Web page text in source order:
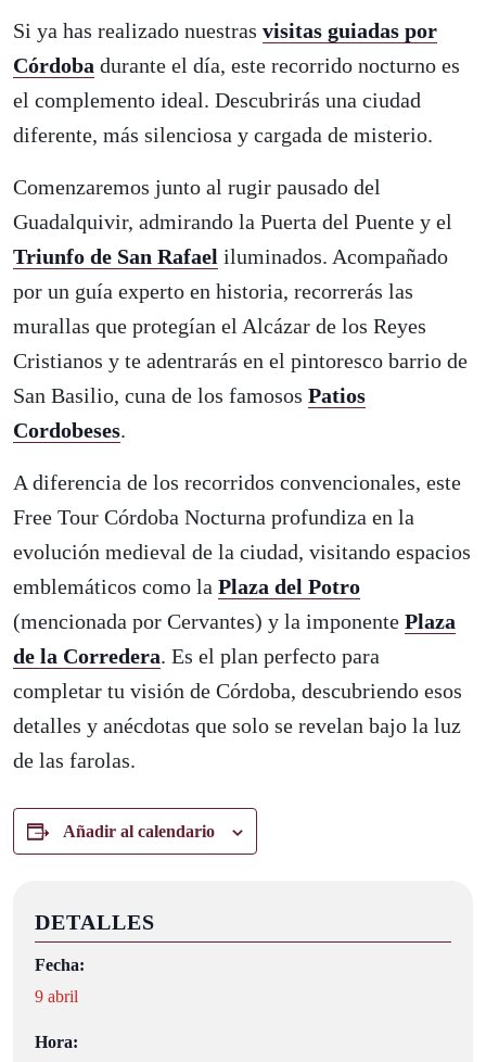
Si ya has realizado nuestras visitas guiadas por
Córdoba durante el día, este recorrido nocturno es
el complemento ideal. Descubrirás una ciudad
diferente, más silenciosa y cargada de misterio.
Comenzaremos junto al rugir pausado del
Guadalquivir, admirando la Puerta del Puente y el
Triunfo de San Rafael iluminados. Acompañado
por un guía experto en historia, recorrerás las
murallas que protegían el Alcázar de los Reyes
Cristianos y te adentrarás en el pintoresco barrio de
San Basilio, cuna de los famosos Patios
Cordobeses.
A diferencia de los recorridos convencionales, este
Free Tour Córdoba Nocturna profundiza en la
evolución medieval de la ciudad, visitando espacios
emblemáticos como la Plaza del Potro
(mencionada por Cervantes) y la imponente Plaza
de la Corredera. Es el plan perfecto para
completar tu visión de Córdoba, descubriendo esos
detalles y anécdotas que solo se revelan bajo la luz
de las farolas.
Añadir al calendario
DETALLES
Fecha:
9 abril
Hora: